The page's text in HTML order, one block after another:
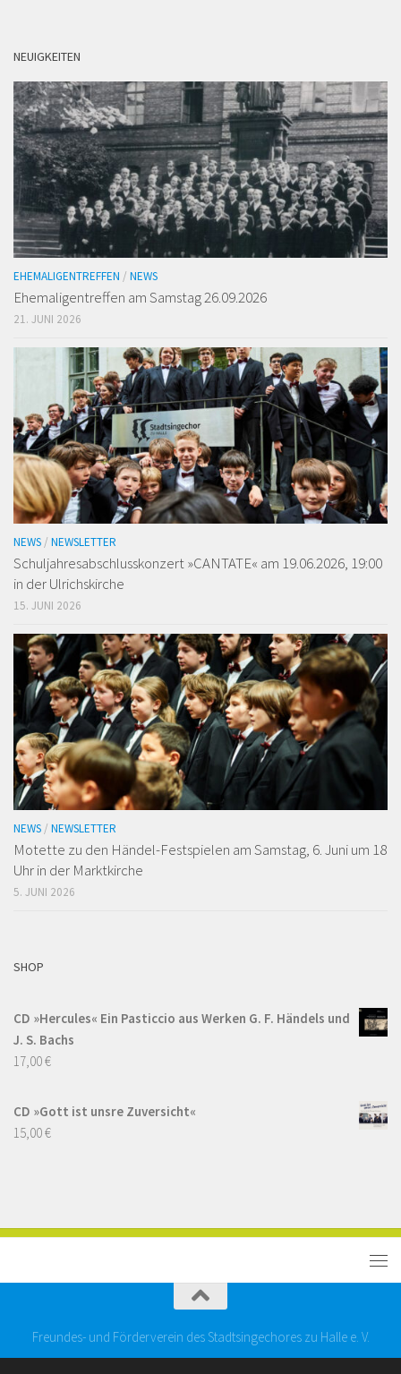
NEUIGKEITEN
EHEMALIGENTREFFEN / NEWS
Ehemaligen­treffen am Samstag 26.09.2026
21. JUNI 2026
NEWS / NEWSLETTER
Schuljahresabschlusskonzert »CANTATE« am 19.06.2026, 19:00
in der Ulrichskirche
15. JUNI 2026
NEWS / NEWSLETTER
Motette zu den Händel-Festspielen am Samstag, 6. Juni um 18
Uhr in der Marktkirche
5. JUNI 2026
SHOP
CD »Hercules« Ein Pasticcio aus Werken G. F. Händels und
J. S. Bachs
17,00€
CD »Gott ist unsre Zuversicht«
15,00€
Freundes- und Förderverein des Stadtsingechores zu Halle e. V.